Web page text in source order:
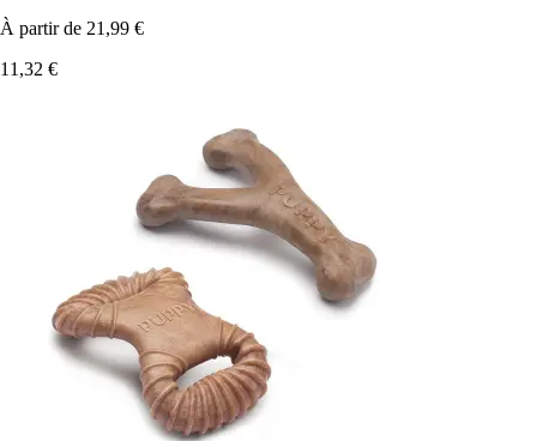
À partir de 21,99 €
11,32 €